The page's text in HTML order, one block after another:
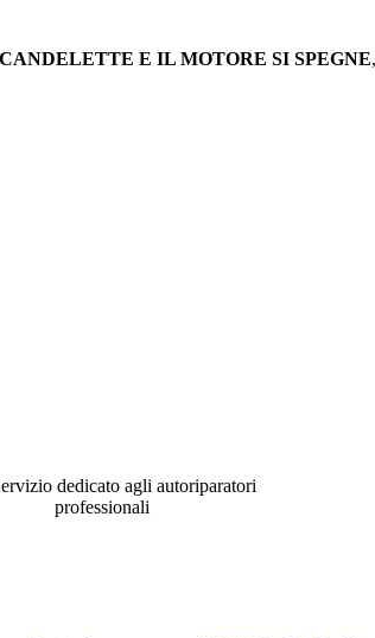
E IL MOTORE SI SPEGNE
dedicato agli autoriparatori
professionali